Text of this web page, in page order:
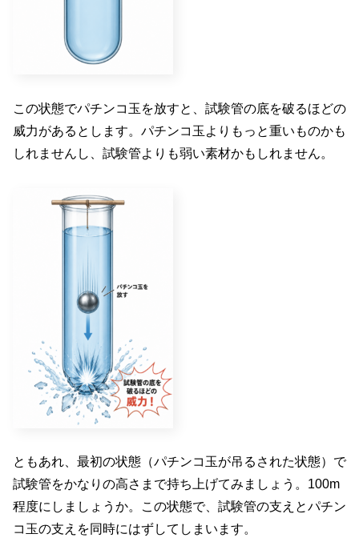
この状態でパチンコ玉を放すと、試験管の底を破るほどの
威力があるとします。パチンコ玉よりもっと重いものかも
しれませんし、試験管よりも弱い素材かもしれません。
ともあれ、最初の状態（パチンコ玉が吊るされた状態）で
試験管をかなりの高さまで持ち上げてみましょう。100m
程度にしましょうか。この状態で、試験管の支えとパチン
コ玉の支えを同時にはずしてしまいます。